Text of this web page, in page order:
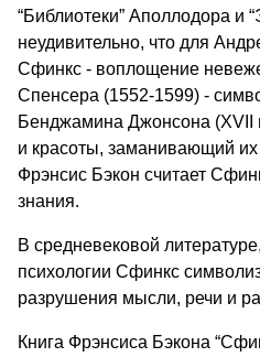
“Библиотеки” Аполлодора и
неудивительно, что для
Сфинкс - воплощение
Спенсера (1552-1599) -
Бенджамина Джонсона (XVII
и красоты, заманивающий
Фрэнсис Бэкон считает
знания.
В средневековой
психологии Сфинкс
разрушения мысли, речи и
Книга Фрэнсиса Бэкона